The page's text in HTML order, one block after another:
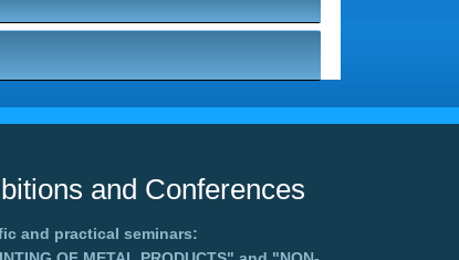
and Conferences
and practical seminars: